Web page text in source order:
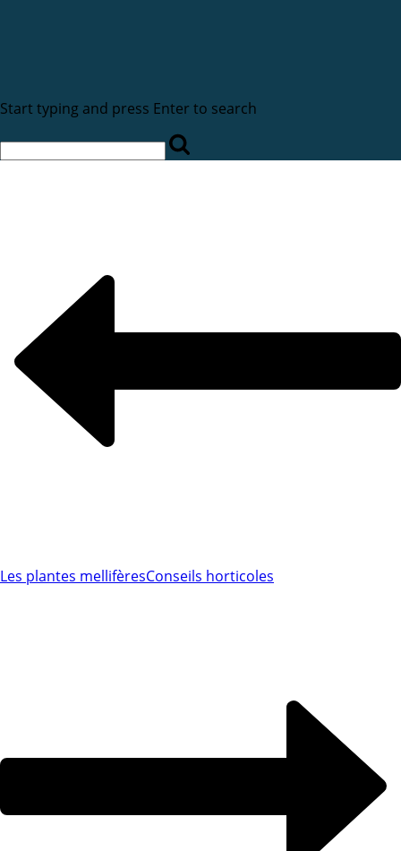
Start typing and press Enter to search
Les plantes mellifèresConseils horticoles